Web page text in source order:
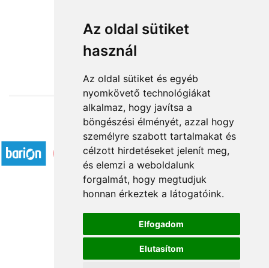
Az oldal sütiket
használ
Az oldal sütiket és egyéb
nyomkövető technológiákat
alkalmaz, hogy javítsa a
böngészési élményét, azzal hogy
személyre szabott tartalmakat és
célzott hirdetéseket jelenít meg,
és elemzi a weboldalunk
forgalmát, hogy megtudjuk
honnan érkeztek a látogatóink.
Elfogadom
Elutasítom
A napfény íze
13 600 Ft-tól
Elfogadott fizetési módok
Á.SZ.F.
Impresszum
Adatkezelési tájékoztató